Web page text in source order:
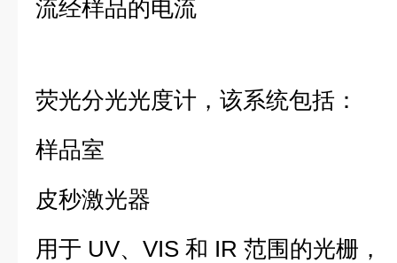
流经样品的电流
荧光分光光度计，该系统包括：
样品室
皮秒激光器
用于 UV、VIS 和 IR 范围的光栅，